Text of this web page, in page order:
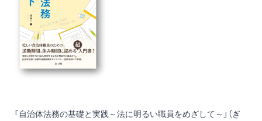
「自治体法務の基礎と実践～法に明るい職員をめざして～」（ぎ